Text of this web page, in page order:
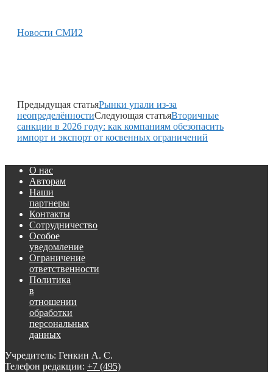
Новости СМИ2
Предыдущая статьяРынки упали из-за
неопределённостиСледующая статьяВторичные
санкции в 2026 году: как компаниям обезопасить
импорт и экспорт от косвенных ограничений
О нас
Авторам
Наши
партнеры
Контакты
Сотрудничество
Особое
уведомление
Ограничение
ответственности
Политика
в
отношении
обработки
персональных
данных
Учредитель: Генкин А. С.
Телефон редакции: +7 (495)